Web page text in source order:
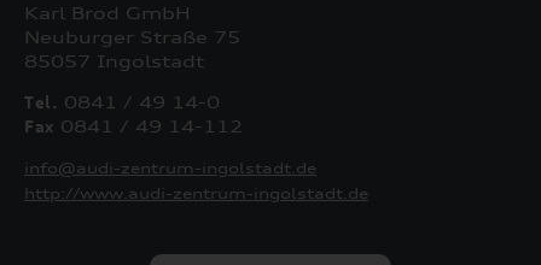
Karl Brod GmbH
Neuburger Straße 75
85057 Ingolstadt
Tel. 0841 / 49 14-0
Fax 0841 / 49 14-112
info@audi-zentrum-ingolstadt.de
http://www.audi-zentrum-ingolstadt.de